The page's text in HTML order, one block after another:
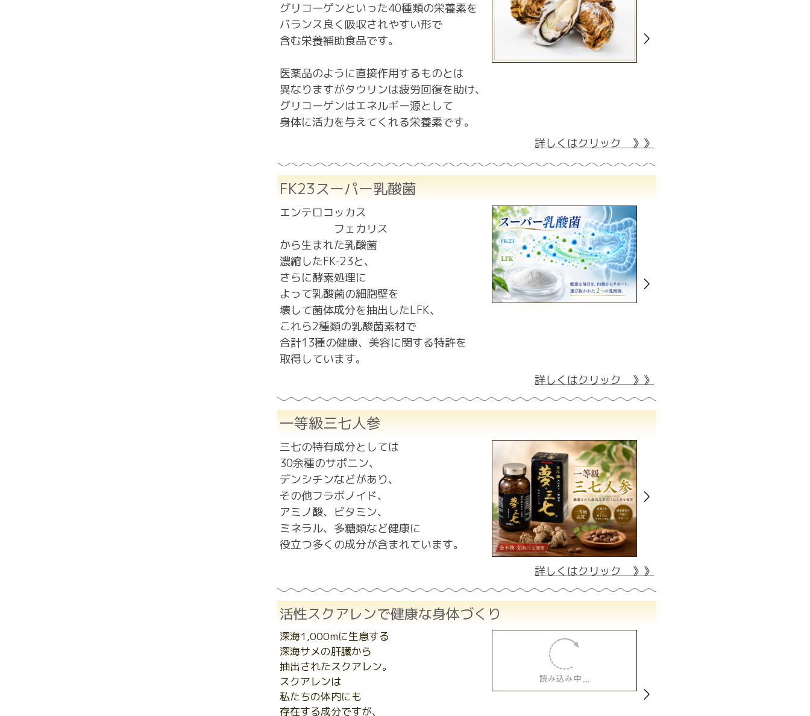
グリコーゲンといった40種類の栄養素を
バランス良く吸収されやすい形で
含む栄養補助食品です。
医薬品のように直接作用するものとは
異なりますがタウリンは疲労回復を助け、
グリコーゲンはエネルギー源として
身体に活力を与えてくれる栄養素です。
詳しくはクリック 》》
FK23スーパー乳酸菌
エンテロコッカス
フェカリス
から生まれた乳酸菌
濃縮したFK-23と、
さらに酵素処理に
よって乳酸菌の細胞壁を
壊して菌体成分を抽出したLFK、
これら2種類の乳酸菌素材で
合計13種の健康、美容に関する特許を
取得しています。
詳しくはクリック 》》
一等級三七人参
三七の特有成分としては
30余種のサポニン、
デンシチンなどがあり、
その他フラボノイド、
アミノ酸、ビタミン、
ミネラル、多糖類など健康に
役立つ多くの成分が含まれています。
詳しくはクリック 》》
活性スクアレンで健康な身体づくり
深海1,000mに生息する
深海サメの肝臓から
抽出されたスクアレン。
スクアレンは
私たちの体内にも
存在する成分ですが、